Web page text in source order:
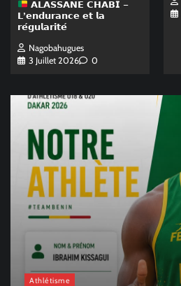
𝗔𝗟𝗔𝗦𝗦𝗔𝗡𝗘 𝗖𝗛𝗔𝗕𝗜 –
𝗟’𝗲𝗻𝗱𝘂𝗿𝗮𝗻𝗰𝗲 𝗲𝘁 𝗹𝗮
𝗿𝗲́𝗴𝘂𝗹𝗮𝗿𝗶𝘁𝗲́
Nagobahugues
3 Juillet 2026
0
Athlétisme